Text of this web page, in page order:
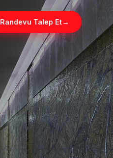
Randevu Talep Et→